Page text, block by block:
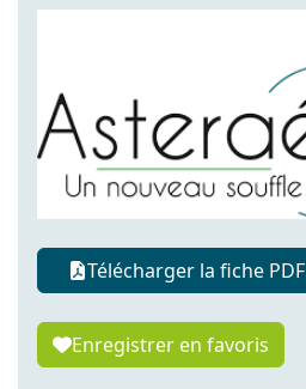
Télécharger la fiche PDF
Enregistrer en favoris